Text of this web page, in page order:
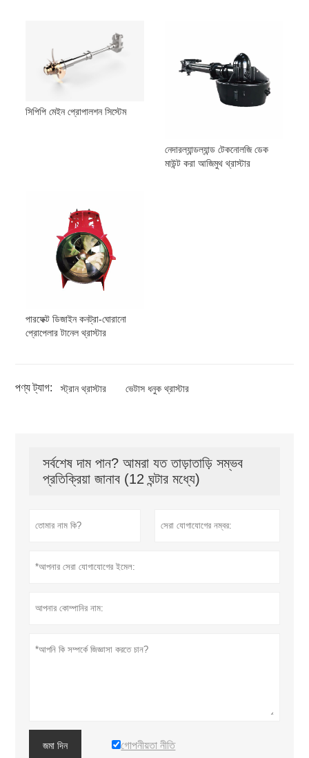
সিপিপি মেইন প্রোপালশন সিস্টেম
নেদারল্যান্ডল্যান্ড টেকনোলজি ডেক
মাউন্ট করা আজিমুথ থ্রাস্টার
পারফেক্ট ডিজাইন কনট্রা-ঘোরানো
প্রোপেলার টানেল থ্রাস্টার
পণ্য ট্যাগ: স্ট্রান থ্রাস্টার ভেটাস ধনুক থ্রাস্টার
সর্বশেষ দাম পান? আমরা যত তাড়াতাড়ি সম্ভব
প্রতিক্রিয়া জানাব (12 ঘন্টার মধ্যে)
জমা দিন গোপনীয়তা নীতি